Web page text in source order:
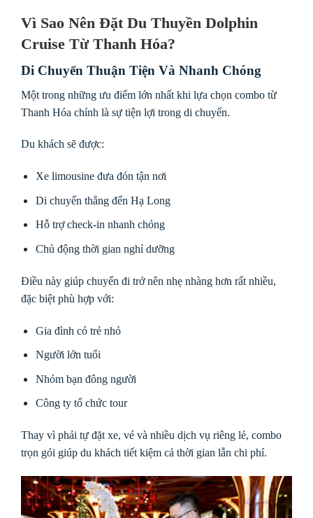
Vì Sao Nên Đặt Du Thuyền Dolphin
Cruise Từ Thanh Hóa?
Di Chuyển Thuận Tiện Và Nhanh Chóng
Một trong những ưu điểm lớn nhất khi lựa chọn combo từ
Thanh Hóa chính là sự tiện lợi trong di chuyển.
Du khách sẽ được:
Xe limousine đưa đón tận nơi
Di chuyển thẳng đến Hạ Long
Hỗ trợ check-in nhanh chóng
Chủ động thời gian nghỉ dưỡng
Điều này giúp chuyến đi trở nên nhẹ nhàng hơn rất nhiều,
đặc biệt phù hợp với:
Gia đình có trẻ nhỏ
Người lớn tuổi
Nhóm bạn đông người
Công ty tổ chức tour
Thay vì phải tự đặt xe, vé và nhiều dịch vụ riêng lẻ, combo
trọn gói giúp du khách tiết kiệm cả thời gian lẫn chi phí.